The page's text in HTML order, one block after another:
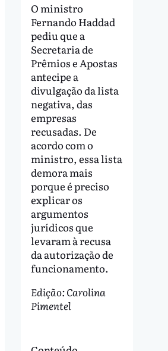
O ministro
Fernando Haddad
pediu que a
Secretaria de
Prêmios e Apostas
antecipe a
divulgação da lista
negativa, das
empresas
recusadas. De
acordo com o
ministro, essa lista
demora mais
porque é preciso
explicar os
argumentos
jurídicos que
levaram à recusa
da autorização de
funcionamento.
Edição: Carolina
Pimentel